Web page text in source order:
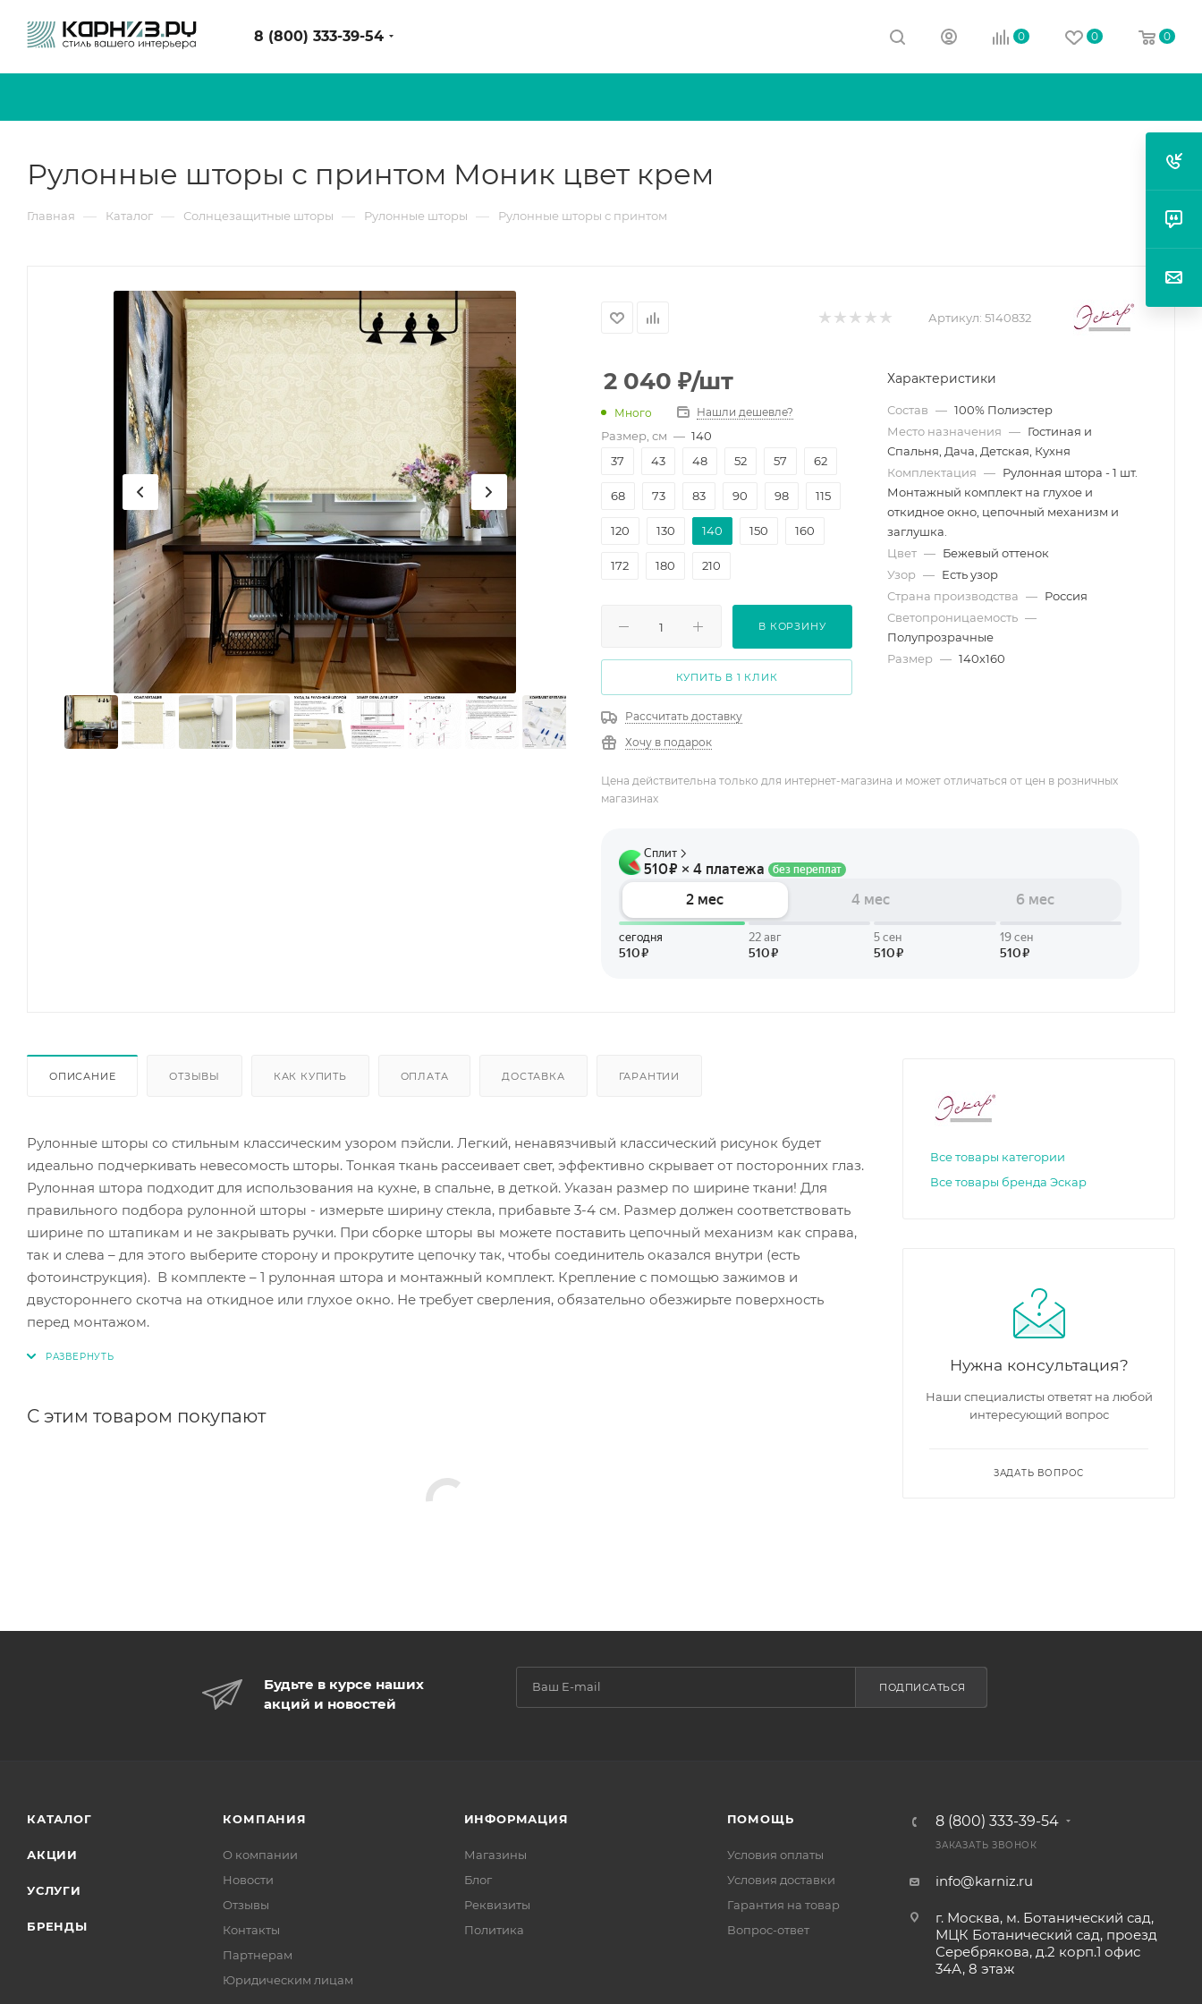
8 (800) 333-39-54 0 0 0
Рулонные шторы с принтом Моник цвет крем
Главная — Каталог — Солнцезащитные шторы — Рулонные шторы — Рулонные шторы с принтом
Артикул: 5140832
2 040 ₽/шт
Много Нашли дешевле?
Размер, см — 140
37
43 48 52 57 62
68 73 83 90 98 115
120 130 140 150 160
172 180 210
В КОРЗИНУ
КУПИТЬ В 1 КЛИК
Рассчитать доставку
Хочу в подарок
Характеристики
Состав — 100% Полиэстер
Место назначения — Гостиная и
Спальня, Дача, Детская, Кухня
Комплектация — Рулонная штора - 1 шт.
Монтажный комплект на глухое и
откидное окно, цепочный механизм и
заглушка.
Цвет — Бежевый оттенок
Узор — Есть узор
Страна производства — Россия
Светопроницаемость —
Полупрозрачные
Размер — 140х160
Цена действительна только для интернет-магазина и может отличаться от цен в розничных
магазинах
ОПИСАНИЕ ОТЗЫВЫ КАК КУПИТЬ ОПЛАТА ДОСТАВКА ГАРАНТИИ
Рулонные шторы со стильным классическим узором пэйсли. Легкий, ненавязчивый классический рисунок будет
идеально подчеркивать невесомость шторы. Тонкая ткань рассеивает свет, эффективно скрывает от посторонних глаз.
Рулонная штора подходит для использования на кухне, в спальне, в деткой. Указан размер по ширине ткани! Для
правильного подбора рулонной шторы - измерьте ширину стекла, прибавьте 3-4 см. Размер должен соответствовать
ширине по штапикам и не закрывать ручки. При сборке шторы вы можете поставить цепочный механизм как справа,
так и слева – для этого выберите сторону и прокрутите цепочку так, чтобы соединитель оказался внутри (есть
фотоинструкция). В комплекте – 1 рулонная штора и монтажный комплект. Крепление с помощью зажимов и
двустороннего скотча на откидное или глухое окно. Не требует сверления, обязательно обезжирьте поверхность
перед монтажом.
С этим товаром покупают
Все товары категории
Все товары бренда Эскар
Нужна консультация?
Наши специалисты ответят на любой
интересующий вопрос
ЗАДАТЬ ВОПРОС
Будьте в курсе наших
акций и новостей
ПОДПИСАТЬСЯ
КАТАЛОГ
АКЦИИ
УСЛУГИ
БРЕНДЫ
КОМПАНИЯ
О компании
Новости
Отзывы
Контакты
Партнерам
Юридическим лицам
ИНФОРМАЦИЯ
Магазины
Блог
Реквизиты
Политика
ПОМОЩЬ
Условия оплаты
Условия доставки
Гарантия на товар
Вопрос-ответ
8 (800) 333-39-54
ЗАКАЗАТЬ ЗВОНОК
info@karniz.ru
г. Москва, м. Ботанический сад,
МЦК Ботанический сад, проезд
Серебрякова, д.2 корп.1 офис
34А, 8 этаж